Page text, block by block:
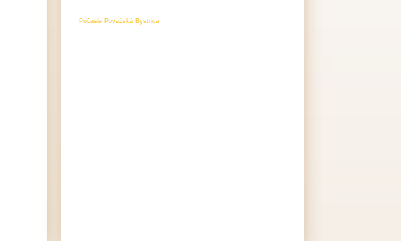
Počasie Považská Bystrica